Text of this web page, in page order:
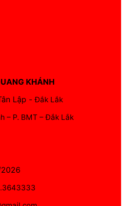
KHÁNH
Lập -Đắk Lắk
– P. BMT – Đắk Lắk